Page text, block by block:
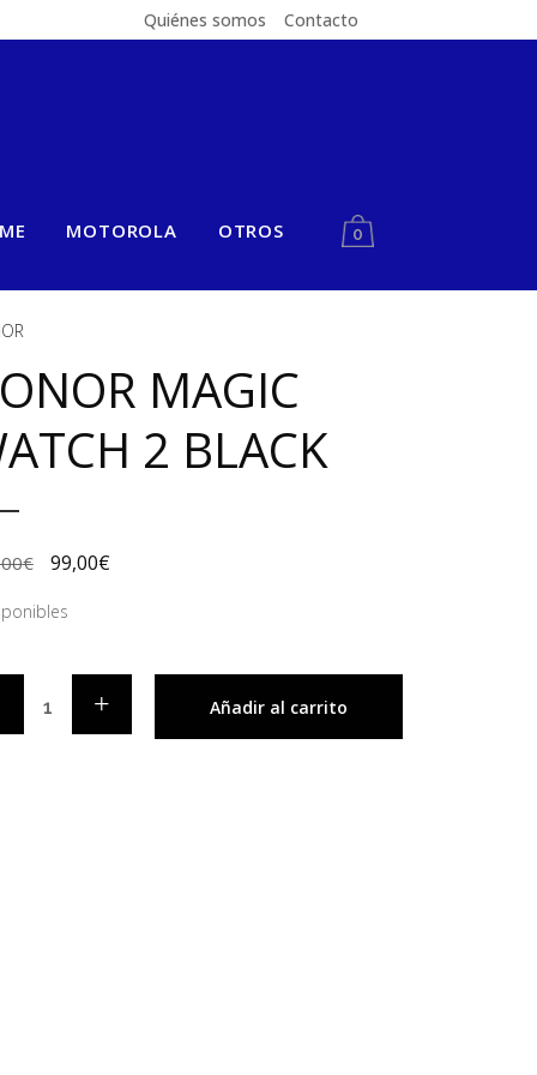
Quiénes somos Contacto
MOTOROLA OTROS 0
MAGIC
2 BLACK
€ 99,00€
Añadir al carrito